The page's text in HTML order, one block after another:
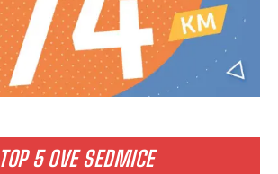
TOP 5 OVE SEDMICE